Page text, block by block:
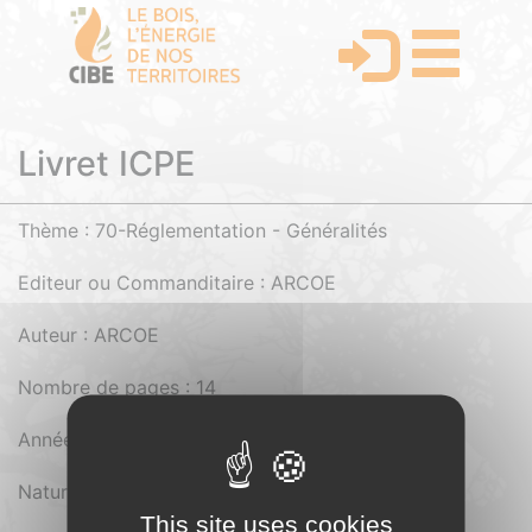
Livret ICPE
Thème : 70-Réglementation - Généralités
Editeur ou Commanditaire : ARCOE
Auteur : ARCOE
Nombre de pages : 14
Année d'édition : 2021
Nature du document : Pdf
This site uses cookies